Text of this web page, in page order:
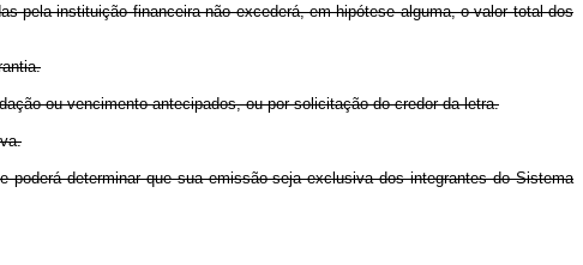
pela instituição financeira não excederá, em hipótese alguma, o valor total dos
ou vencimento antecipados, ou por solicitação do credor da letra.
determinar que sua emissão seja exclusiva dos integrantes do Sistema